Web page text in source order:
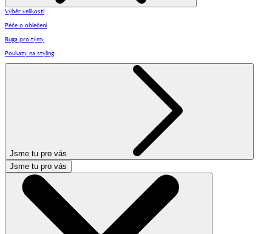
Výběr velikosti
Péče o oblečení
Buga pro týmy
Poukazy na styling
Jsme tu pro vás
Jsme tu pro vás